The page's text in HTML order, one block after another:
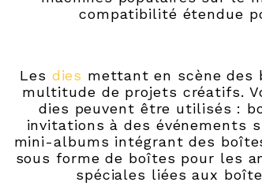
compatibilité étendue
Les dies mettant en scène des
multitude de projets créatifs.
dies peuvent être utilisés :
invitations à des événements
mini-albums intégrant des
sous forme de boîtes pour les
spéciales liées aux